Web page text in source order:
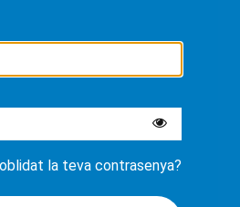
la teva contrasenya?